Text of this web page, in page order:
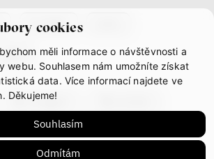
cookies
měli informace o návštěvnosti a
webu. Souhlasem nám umožníte získat
data. Více informací najdete ve
Děkujeme!
Souhlasím
Odmítám
Lucií Trlifajovou
a Jakubem Rákosníkem
Jakub Rákosník
Ondřej Slačálek
Miroslav Palanský
Kateřina Smejkalová
kontakty
gdpr
instagram